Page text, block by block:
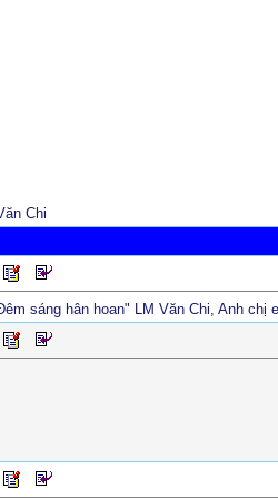
Chi
sáng hân hoan" LM Văn Chi, Anh chị